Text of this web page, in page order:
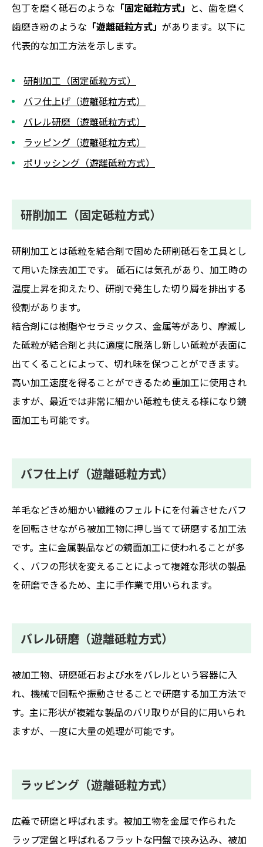
包丁を磨く砥石のような 「固定砥粒方式」 と、歯を磨く
歯磨き粉のような 「遊離砥粒方式」 があります。以下に
代表的な加工方法を示します。
研削加工（固定砥粒方式）
バフ仕上げ（遊離砥粒方式）
バレル研磨（遊離砥粒方式）
ラッピング（遊離砥粒方式）
ポリッシング（遊離砥粒方式）
研削加工（固定砥粒方式）
研削加工とは砥粒を結合剤で固めた研削砥石を工具とし
て用いた除去加工です。 砥石には気孔があり、加工時の
温度上昇を抑えたり、研削で発生した切り屑を排出する
役割があります。
結合剤には樹脂やセラミックス、金属等があり、摩滅し
た砥粒が結合剤と共に適度に脱落し新しい砥粒が表面に
出てくることによって、切れ味を保つことができます。
高い加工速度を得ることができるため重加工に使用され
ますが、最近では非常に細かい砥粒も使える様になり鏡
面加工も可能です。
バフ仕上げ（遊離砥粒方式）
羊毛などきめ細かい繊維のフェルトにを付着させたバフ
を回転させながら被加工物に押し当てて研磨する加工法
です。主に金属製品などの鏡面加工に使われることが多
く、バフの形状を変えることによって複雑な形状の製品
を研磨できるため、主に手作業で用いられます。
バレル研磨（遊離砥粒方式）
被加工物、研磨砥石および水をバレルという容器に入
れ、機械で回転や振動させることで研磨する加工方法で
す。主に形状が複雑な製品のバリ取りが目的に用いられ
ますが、一度に大量の処理が可能です。
ラッピング（遊離砥粒方式）
広義で研磨と呼ばれます。被加工物を金属で作られた
ラップ定盤と呼ばれるフラットな円盤で挟み込み、被加